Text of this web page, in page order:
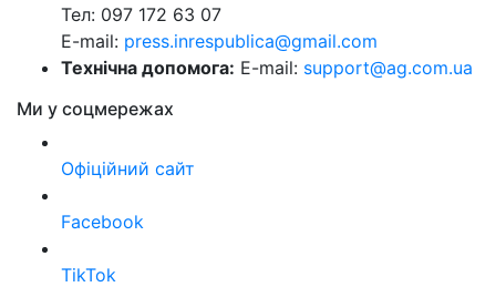
Тел: 097 172 63 07
E-mail: press.inrespublica@gmail.com
Технічна допомога: E-mail: support@ag.com.ua
Ми у соцмережах
Офіційний сайт
Facebook
TikTok